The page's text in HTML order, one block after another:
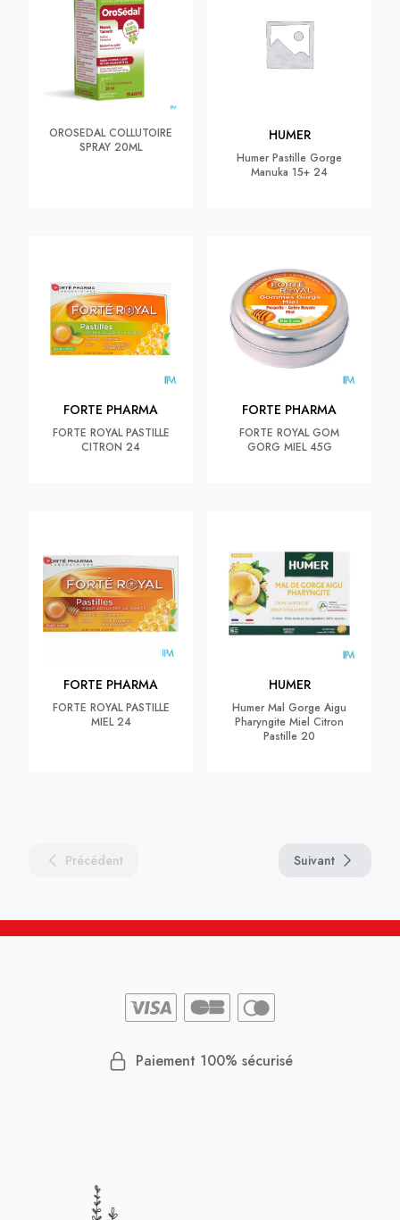
OROSEDAL COLLUTOIRE
SPRAY 20ML
HUMER
Humer Pastille Gorge
Manuka 15+ 24
FORTE PHARMA
FORTE ROYAL PASTILLE
CITRON 24
FORTE PHARMA
FORTE ROYAL GOM
GORG MIEL 45G
FORTE PHARMA
FORTE ROYAL PASTILLE
MIEL 24
HUMER
Humer Mal Gorge Aigu
Pharyngite Miel Citron
Pastille 20
Précédent Suivant
Paiement 100% sécurisé